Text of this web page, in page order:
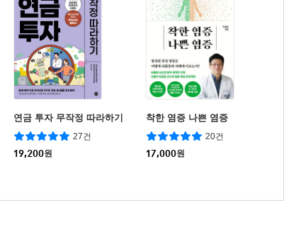
연금 투자 무작정 따라하기
27건
19,200원
착한 염증 나쁜 염증
20건
17,000원